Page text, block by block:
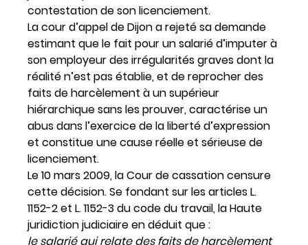
contestation de son licenciement.
La cour d’appel de Dijon a rejeté sa demande
estimant que le fait pour un salarié d’imputer à
son employeur des irrégularités graves dont la
réalité n’est pas établie, et de reprocher des
faits de harcèlement à un supérieur
hiérarchique sans les prouver, caractérise un
abus dans l’exercice de la liberté d’expression
et constitue une cause réelle et sérieuse de
licenciement.
Le 10 mars 2009, la Cour de cassation censure
cette décision. Se fondant sur les articles L.
1152-2 et L. 1152-3 du code du travail, la Haute
juridiction judiciaire en déduit que :
le salarié qui relate des faits de harcèlement